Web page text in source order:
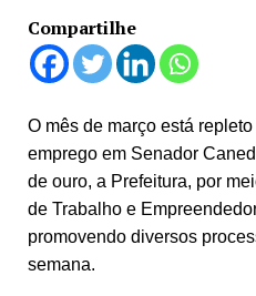
Compartilhe
O mês de março está
emprego em Senador
de ouro, a Prefeitura, por
de Trabalho e
promovendo diversos
semana.